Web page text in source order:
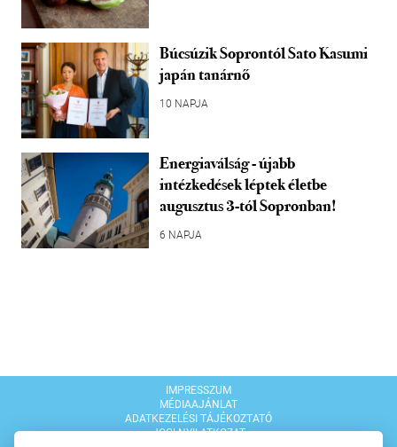
Búcsúzik Soprontól Sato Kasumi
japán tanárnő
10 NAPJA
Energiaválság - újabb
intézkedések léptek életbe
augusztus 3-tól Sopronban!
6 NAPJA
IMPRESSZUM
MÉDIAAJÁNLAT
ADATKEZELÉSI TÁJÉKOZTATÓ
JOGI NYILATKOZAT